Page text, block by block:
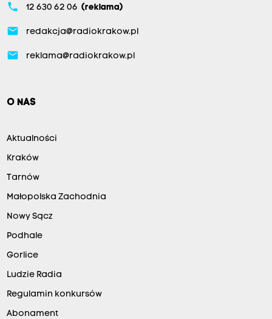
phone 12 630 62 06 (reklama)
email redakcja@radiokrakow.pl
email reklama@radiokrakow.pl
O NAS
Aktualności
Kraków
Tarnów
Małopolska Zachodnia
Nowy Sącz
Podhale
Gorlice
Ludzie Radia
Regulamin konkursów
Abonament